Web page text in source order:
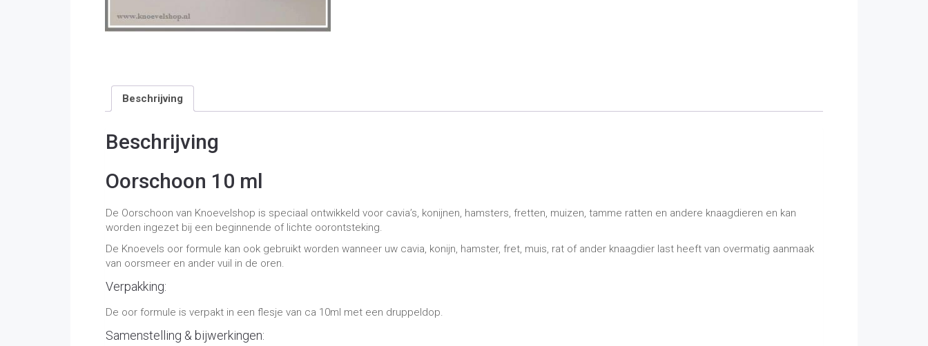
Beschrijving
Beschrijving
Oorschoon 10 ml
De Oorschoon van Knoevelshop is speciaal ontwikkeld voor cavia’s, konijnen, hamsters, fretten, muizen, tamme ratten en andere knaagdieren en kan
worden ingezet bij een beginnende of lichte oorontsteking.
De Knoevels oor formule kan ook gebruikt worden wanneer uw cavia, konijn, hamster, fret, muis, rat of ander knaagdier last heeft van overmatig aanmaak
van oorsmeer en ander vuil in de oren.
Verpakking:
De oor formule is verpakt in een flesje van ca 10ml met een druppeldop.
Samenstelling & bijwerkingen: